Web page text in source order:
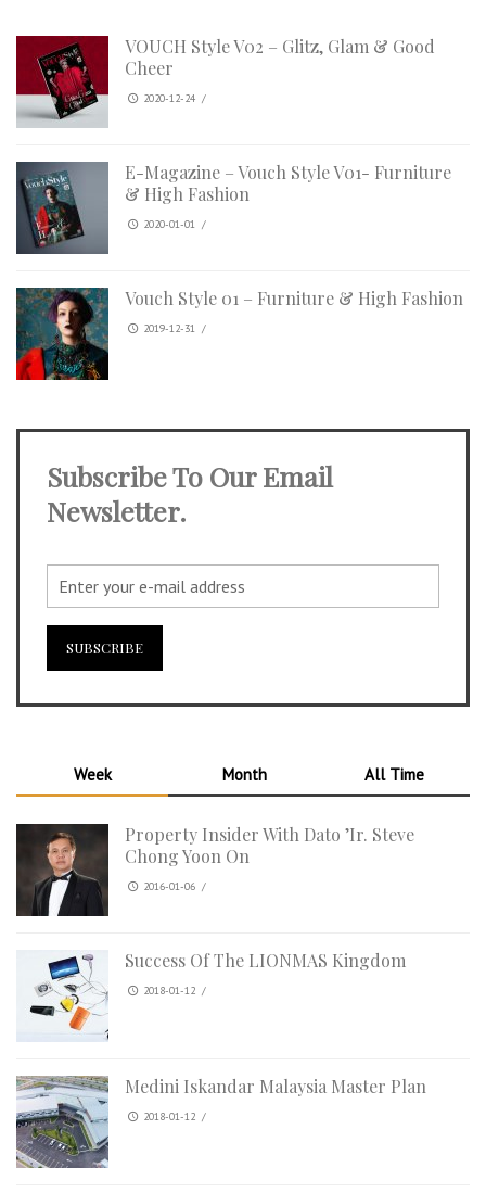
VOUCH Style V02 – Glitz, Glam & Good
Cheer
2020-12-24 /
E-Magazine – Vouch Style V01- Furniture
& High Fashion
2020-01-01 /
Vouch Style 01 – Furniture & High Fashion
2019-12-31 /
Subscribe To Our Email
Newsletter.
Week Month All Time
Property Insider With Dato ’Ir. Steve
Chong Yoon On
2016-01-06 /
Success Of The LIONMAS Kingdom
2018-01-12 /
Medini Iskandar Malaysia Master Plan
2018-01-12 /